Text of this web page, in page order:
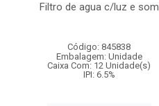
Filtro de agua c/luz e som
Código: 845838
Embalagem: Unidade
Caixa Com: 12 Unidade(s)
IPI: 6.5%